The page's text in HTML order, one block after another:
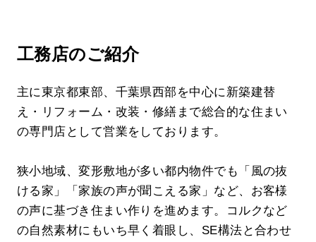
工務店のご紹介
主に東京都東部、千葉県西部を中心に新築建替
え・リフォーム・改装・修繕まで総合的な住まい
の専門店として営業をしております。
狭小地域、変形敷地が多い都内物件でも「風の抜
ける家」「家族の声が聞こえる家」など、お客様
の声に基づき住まい作りを進めます。コルクなど
の自然素材にもいち早く着眼し、SE構法と合わせ